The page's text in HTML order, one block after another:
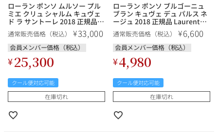
ローラン ポンソ ムルソー プル
ミエ クリュ シャルム キュヴェ
ド ラ サントーレ 2018 正規品
Laurent Ponsot Meursault
Charmes Cuvee de la
Centauree フランス ブルゴー
ニュ 白ワイン
通常販売価格（税込） ¥33,000
会員メンバー価格（税込）
¥25,300
クール便対応可能
在庫切れ
ローラン ポンソ ブルゴーニュ
ブラン キュヴェ デュ パルス ネ
ージュ 2018 正規品 Laurent
Ponsot Bourgogne Blanc
Cuvee du Perce Neige フラン
ス ブルゴーニュ 白ワイン
通常販売価格（税込） ¥6,600
会員メンバー価格（税込）
¥4,980
クール便対応可能
在庫切れ